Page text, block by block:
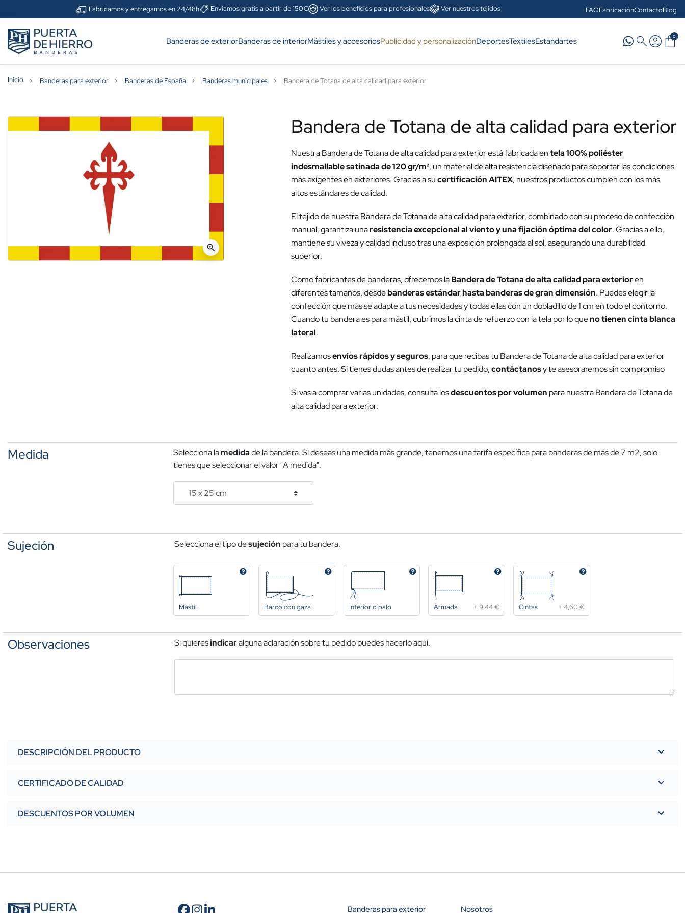
Fabricamos y entregamos en 24/48h Enviamos gratis a partir de 150€ Ver los beneficios para profesionales Ver nuestros tejidos FAQFabricaciónContactoBlog
Banderas de exteriorBanderas de interiorMástiles y accesoriosPublicidad y personalizaciónDeportesTextilesEstandartes 0
Inicio Banderas para exterior Banderas de España Banderas municipales Bandera de Totana de alta calidad para exterior
zoom_in
Bandera de Totana de alta calidad para exterior
Nuestra Bandera de Totana de alta calidad para exterior está fabricada entela 100% poliéster
indesmallable satinada de 120 gr/m², un material de alta resistencia diseñado para soportar las condiciones
más exigentes en exteriores. Gracias a sucertificación AITEX, nuestros productos cumplen con los más
altos estándares de calidad.
El tejido de nuestra Bandera de Totana de alta calidad para exterior, combinado con su proceso de confección
manual, garantiza unaresistencia excepcional al viento y una fijación óptima del color. Gracias a ello,
mantiene su viveza y calidad incluso tras una exposición prolongada al sol, asegurando una durabilidad
superior.
Como fabricantes de banderas, ofrecemos laBandera de Totana de alta calidad para exterioren
diferentes tamaños, desdebanderas estándar hasta banderas de gran dimensión. Puedes elegir la
confección que más se adapte a tus necesidades y todas ellas con un dobladillo de 1 cm en todo el contorno.
Cuando tu bandera es para mástil, cubrimos la cinta de refuerzo con la tela por lo queno tienen cinta blanca
lateral.
Realizamosenvíos rápidos y seguros, para que recibas tu Bandera de Totana de alta calidad para exterior
cuanto antes. Si tienes dudas antes de realizar tu pedido,contáctanosy te asesoraremos sin compromiso
Si vas a comprar varias unidades, consulta losdescuentos por volumen para nuestra Bandera de Totana de
alta calidad para exterior.
Medida Selecciona lamedidade la bandera. Si deseas una medida más grande, tenemos una tarifa específica para banderas de más de 7 m2, solo
tienes que seleccionar el valor "A medida".
Sujeción Selecciona el tipo desujeción para tu bandera.
Mástil Barco con gaza Interior o palo Armada +9,44 € Cintas +4,60 €
Observaciones Si quieresindicaralguna aclaración sobre tu pedido puedes hacerlo aquí.
DESCRIPCIÓN DEL PRODUCTO
CERTIFICADO DE CALIDAD
DESCUENTOS POR VOLUMEN
Banderas para exterior Nosotros